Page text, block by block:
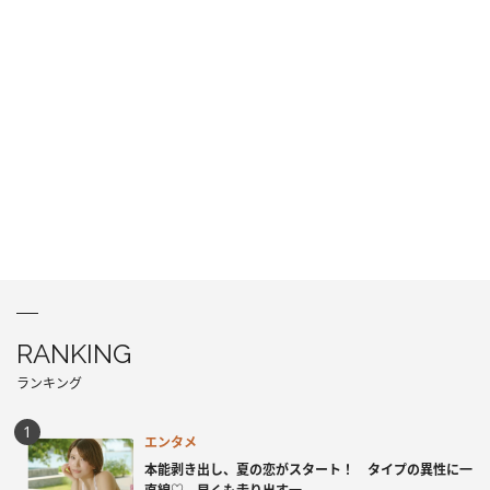
RANKING
ランキング
エンタメ
本能剥き出し、夏の恋がスタート！ タイプの異性に一